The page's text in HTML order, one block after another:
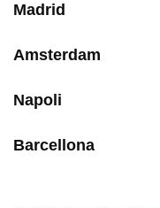
Madrid
Amsterdam
Napoli
Barcellona